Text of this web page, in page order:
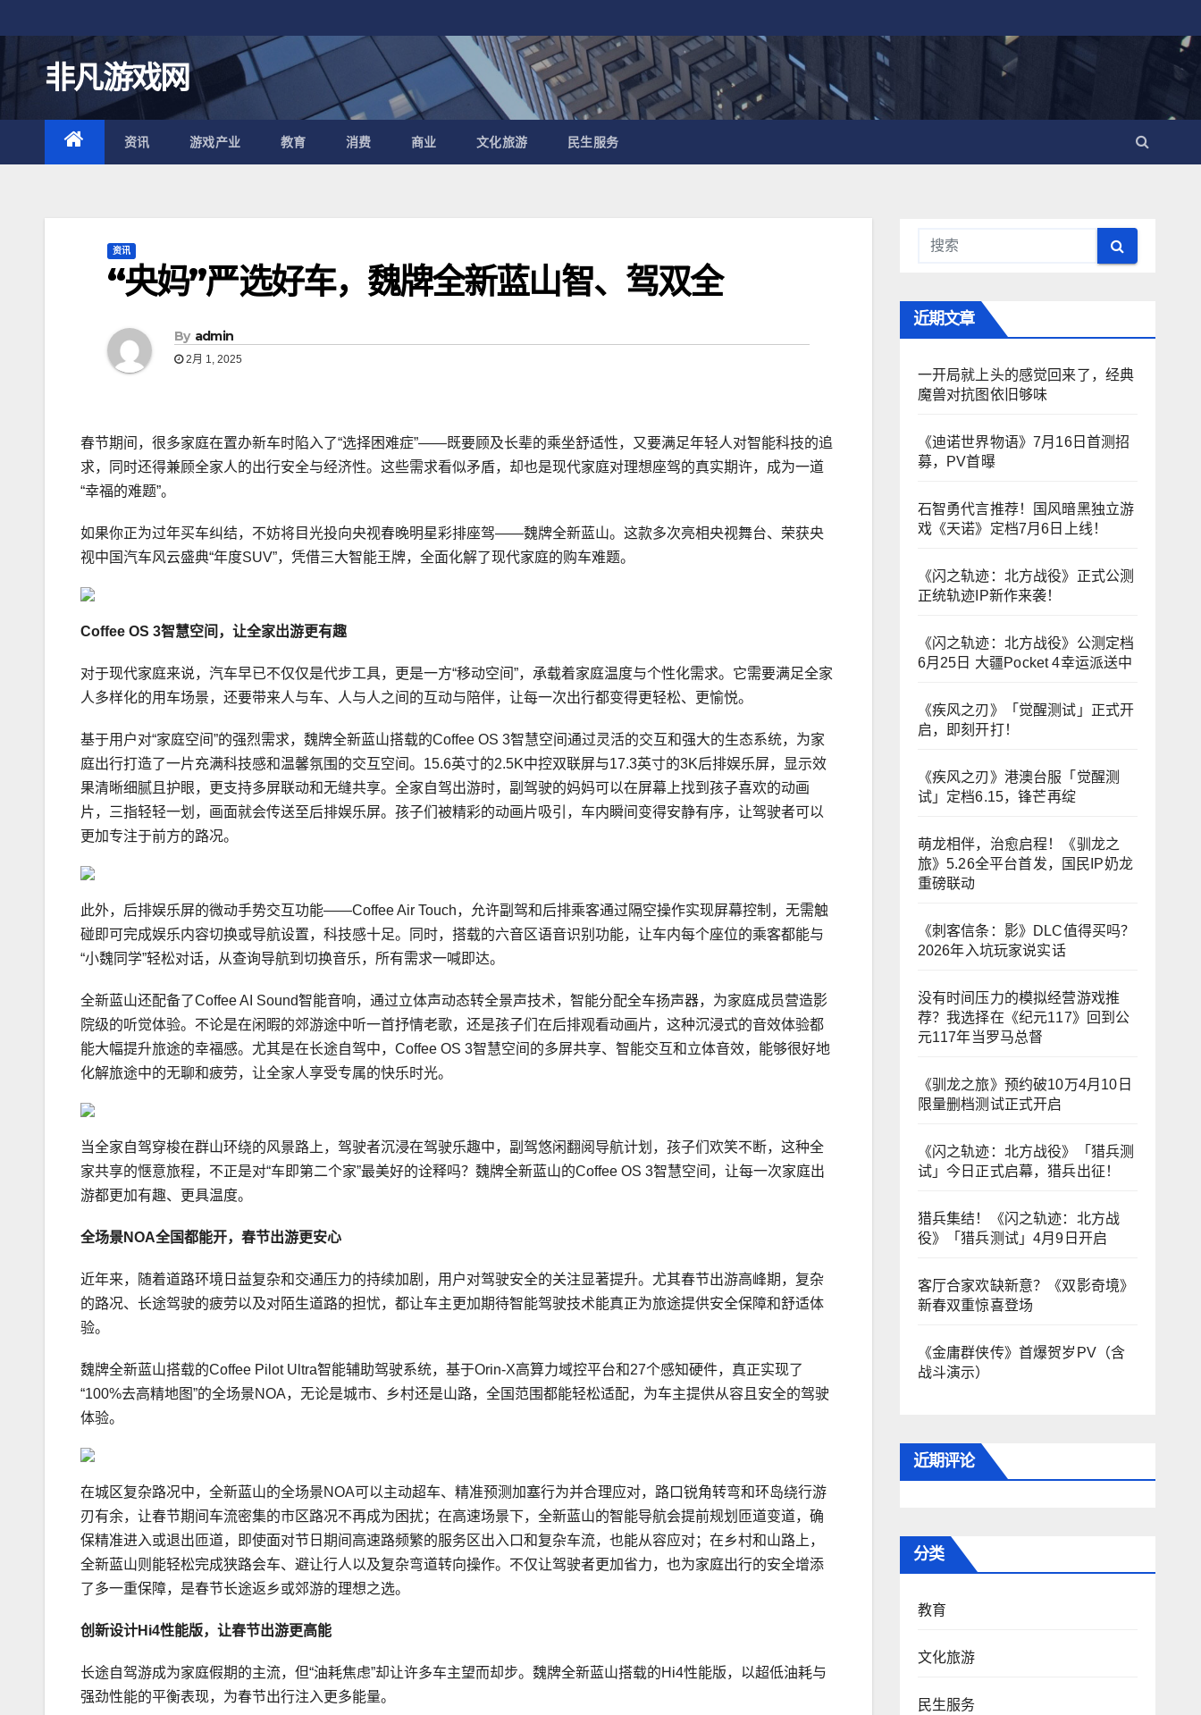
至
内
容
非凡游戏网
资讯 游戏产业 教育 消费 商业 文化旅游 民生服务
资讯
“央妈”严选好车，魏牌全新蓝山智、驾双全
By admin
2月 1, 2025
春节期间，很多家庭在置办新车时陷入了“选择困难症”——既要顾及长辈的乘坐舒适性，又要满足年轻人对智能科技的追
求，同时还得兼顾全家人的出行安全与经济性。这些需求看似矛盾，却也是现代家庭对理想座驾的真实期许，成为一道
“幸福的难题”。
如果你正为过年买车纠结，不妨将目光投向央视春晚明星彩排座驾——魏牌全新蓝山。这款多次亮相央视舞台、荣获央
视中国汽车风云盛典“年度SUV”，凭借三大智能王牌，全面化解了现代家庭的购车难题。
Coffee OS 3智慧空间，让全家出游更有趣
对于现代家庭来说，汽车早已不仅仅是代步工具，更是一方“移动空间”，承载着家庭温度与个性化需求。它需要满足全家
人多样化的用车场景，还要带来人与车、人与人之间的互动与陪伴，让每一次出行都变得更轻松、更愉悦。
基于用户对“家庭空间”的强烈需求，魏牌全新蓝山搭载的Coffee OS 3智慧空间通过灵活的交互和强大的生态系统，为家
庭出行打造了一片充满科技感和温馨氛围的交互空间。15.6英寸的2.5K中控双联屏与17.3英寸的3K后排娱乐屏，显示效
果清晰细腻且护眼，更支持多屏联动和无缝共享。全家自驾出游时，副驾驶的妈妈可以在屏幕上找到孩子喜欢的动画
片，三指轻轻一划，画面就会传送至后排娱乐屏。孩子们被精彩的动画片吸引，车内瞬间变得安静有序，让驾驶者可以
更加专注于前方的路况。
此外，后排娱乐屏的微动手势交互功能——Coffee Air Touch，允许副驾和后排乘客通过隔空操作实现屏幕控制，无需触
碰即可完成娱乐内容切换或导航设置，科技感十足。同时，搭载的六音区语音识别功能，让车内每个座位的乘客都能与
“小魏同学”轻松对话，从查询导航到切换音乐，所有需求一喊即达。
全新蓝山还配备了Coffee AI Sound智能音响，通过立体声动态转全景声技术，智能分配全车扬声器，为家庭成员营造影
院级的听觉体验。不论是在闲暇的郊游途中听一首抒情老歌，还是孩子们在后排观看动画片，这种沉浸式的音效体验都
能大幅提升旅途的幸福感。尤其是在长途自驾中，Coffee OS 3智慧空间的多屏共享、智能交互和立体音效，能够很好地
化解旅途中的无聊和疲劳，让全家人享受专属的快乐时光。
当全家自驾穿梭在群山环绕的风景路上，驾驶者沉浸在驾驶乐趣中，副驾悠闲翻阅导航计划，孩子们欢笑不断，这种全
家共享的惬意旅程，不正是对“车即第二个家”最美好的诠释吗？魏牌全新蓝山的Coffee OS 3智慧空间，让每一次家庭出
游都更加有趣、更具温度。
全场景NOA全国都能开， 春节出游更安心
近年来，随着道路环境日益复杂和交通压力的持续加剧，用户对驾驶安全的关注显著提升。尤其春节出游高峰期，复杂
的路况、长途驾驶的疲劳以及对陌生道路的担忧，都让车主更加期待智能驾驶技术能真正为旅途提供安全保障和舒适体
验。
魏牌全新蓝山搭载的Coffee Pilot Ultra智能辅助驾驶系统，基于Orin-X高算力域控平台和27个感知硬件，真正实现了
“100%去高精地图”的全场景NOA，无论是城市、乡村还是山路，全国范围都能轻松适配，为车主提供从容且安全的驾驶
体验。
在城区复杂路况中，全新蓝山的全场景NOA可以主动超车、精准预测加塞行为并合理应对，路口锐角转弯和环岛绕行游
刃有余，让春节期间车流密集的市区路况不再成为困扰；在高速场景下，全新蓝山的智能导航会提前规划匝道变道，确
保精准进入或退出匝道，即使面对节日期间高速路频繁的服务区出入口和复杂车流，也能从容应对；在乡村和山路上，
全新蓝山则能轻松完成狭路会车、避让行人以及复杂弯道转向操作。不仅让驾驶者更加省力，也为家庭出行的安全增添
了多一重保障，是春节长途返乡或郊游的理想之选。
创新设计Hi4性能版， 让春节出游更高能
长途自驾游成为家庭假期的主流，但“油耗焦虑”却让许多车主望而却步。魏牌全新蓝山搭载的Hi4性能版，以超低油耗与
强劲性能的平衡表现，为春节出行注入更多能量。
近期文章
一开局就上头的感觉回来了，经典
魔兽对抗图依旧够味
《迪诺世界物语》7月16日首测招
募，PV首曝
石智勇代言推荐！国风暗黑独立游
戏《天诺》定档7月6日上线！
《闪之轨迹：北方战役》正式公测
正统轨迹IP新作来袭！
《闪之轨迹：北方战役》公测定档
6月25日 大疆Pocket 4幸运派送中
《疾风之刃》「觉醒测试」正式开
启，即刻开打！
《疾风之刃》港澳台服「觉醒测
试」定档6.15，锋芒再绽
萌龙相伴，治愈启程！《驯龙之
旅》5.26全平台首发，国民IP奶龙
重磅联动
《刺客信条：影》DLC值得买吗？
2026年入坑玩家说实话
没有时间压力的模拟经营游戏推
荐？我选择在《纪元117》回到公
元117年当罗马总督
《驯龙之旅》预约破10万4月10日
限量删档测试正式开启
《闪之轨迹：北方战役》「猎兵测
试」今日正式启幕，猎兵出征！
猎兵集结！《闪之轨迹：北方战
役》「猎兵测试」4月9日开启
客厅合家欢缺新意？《双影奇境》
新春双重惊喜登场
《金庸群侠传》首爆贺岁PV（含
战斗演示）
近期评论
分类
教育
文化旅游
民生服务